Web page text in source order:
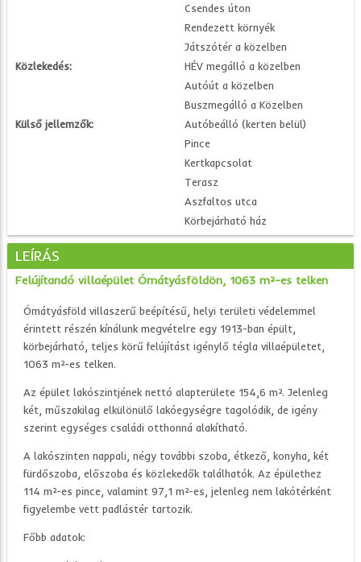
Csendes úton
Rendezett környék
Játszótér a közelben
Közlekedés:
HÉV megálló a közelben
Autóút a közelben
Buszmegálló a Közelben
Külső jellemzők:
Autóbeálló (kerten belül)
Pince
Kertkapcsolat
Terasz
Aszfaltos utca
Körbejárható ház
LEÍRÁS
Felújítandó villaépület Ómátyásföldön, 1063 m²-es telken
Ómátyásföld villaszerű beépítésű, helyi területi védelemmel
érintett részén kínálunk megvételre egy 1913-ban épült,
körbejárható, teljes körű felújítást igénylő tégla villaépületet,
1063 m²-es telken.
Az épület lakószintjének nettó alapterülete 154,6 m². Jelenleg
két, műszakilag elkülönülő lakóegységre tagolódik, de igény
szerint egységes családi otthonná alakítható.
A lakószinten nappali, négy további szoba, étkező, konyha, két
fürdőszoba, előszoba és közlekedők találhatók. Az épülethez
114 m²-es pince, valamint 97,1 m²-es, jelenleg nem lakótérként
figyelembe vett padlástér tartozik.
Főbb adatok: